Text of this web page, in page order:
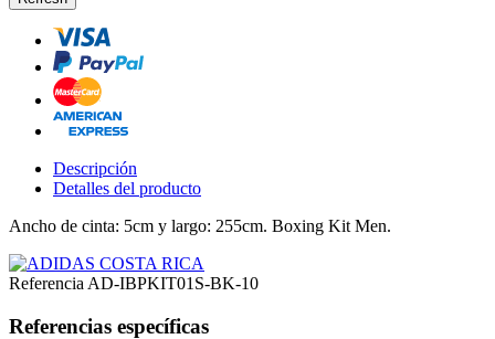
Descripción
Detalles del producto
Ancho de cinta: 5cm y largo: 255cm. Boxing Kit Men.
Referencia AD-IBPKIT01S-BK-10
Referencias específicas